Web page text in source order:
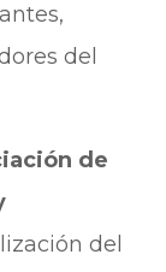
del
de
del